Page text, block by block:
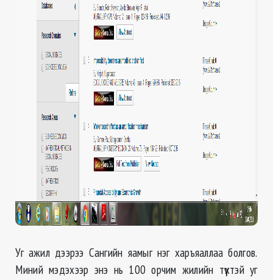
Уг ажил дээрээ Сангийн яамыг нэг харъяаллаа болгов.
Миний мэдэхээр энэ нь 100 орчим жилийн түүхтэй уг